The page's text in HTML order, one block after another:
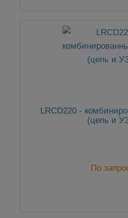
LRCD220 -
(цепь и
По